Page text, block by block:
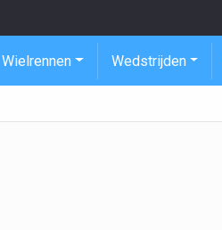
Wielrennen Wedstrijden